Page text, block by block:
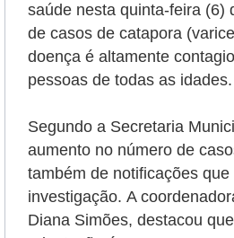
saúde nesta quinta-feira (6)
de casos de catapora
doença é altamente
pessoas de todas as idades.
Segundo a Secretaria
aumento no número de
também de notificações que
investigação. A
Diana Simões, destacou